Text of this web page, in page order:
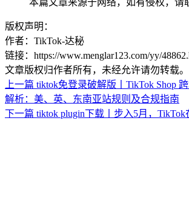
版权声明：
作者：TikTok-达秘
链接：https://www.menglar123.com/yy/
文章版权归作者所有，未经允许请勿转载。
上一篇 tiktok免登录破解版丨TikTok Shop
解析：美、英、东南亚站规则及合规指南
下一篇 tiktok plugin下载丨步入5月，